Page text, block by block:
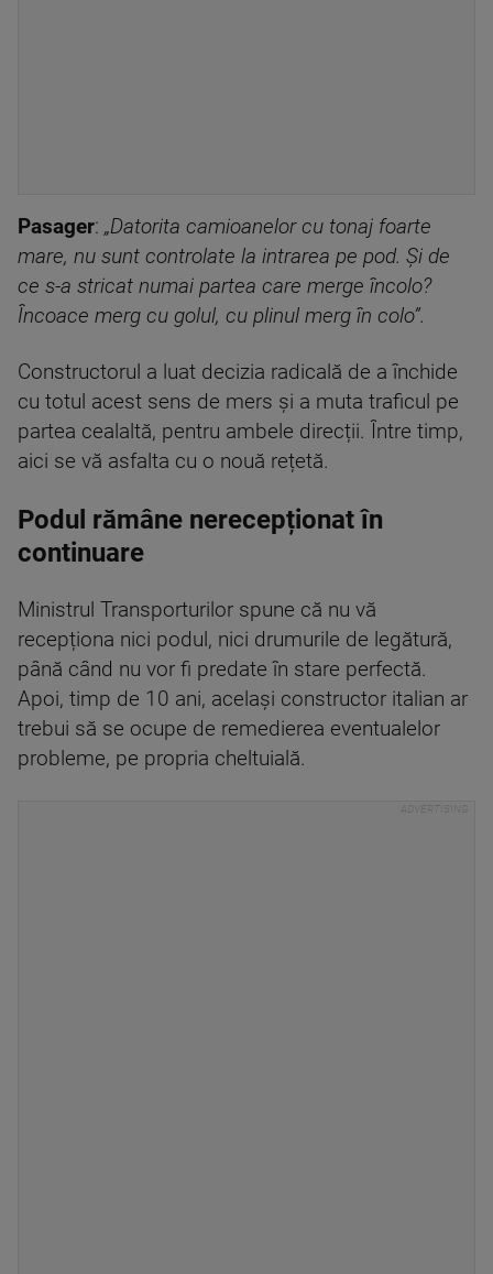
Pasager: „Datorita camioanelor cu tonaj foarte
mare, nu sunt controlate la intrarea pe pod. Și de
ce s-a stricat numai partea care merge încolo?
Încoace merg cu golul, cu plinul merg în colo”.
Constructorul a luat decizia radicală de a închide
cu totul acest sens de mers și a muta traficul pe
partea cealaltă, pentru ambele direcții. Între timp,
aici se vă asfalta cu o nouă rețetă.
Podul rămâne nerecepționat în
continuare
Ministrul Transporturilor spune că nu vă
recepționa nici podul, nici drumurile de legătură,
până când nu vor fi predate în stare perfectă.
Apoi, timp de 10 ani, același constructor italian ar
trebui să se ocupe de remedierea eventualelor
probleme, pe propria cheltuială.